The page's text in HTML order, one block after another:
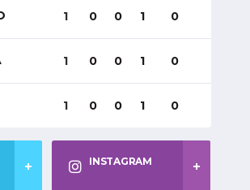
1 0 0 1 0
1 0 0 1 0
1 0 0 1 0
INSTAGRAM